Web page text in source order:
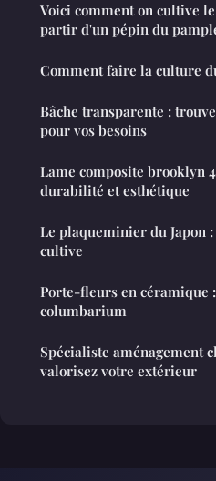
Voici comment on cultive
partir d'un pépin du
Comment faire la culture
Bâche transparente :
pour vos besoins
Lame composite brooklyn
durabilité et esthétique
Le plaqueminier du Japon
cultive
Porte-fleurs en céramique
columbarium
Spécialiste aménagement
valorisez votre extérieur